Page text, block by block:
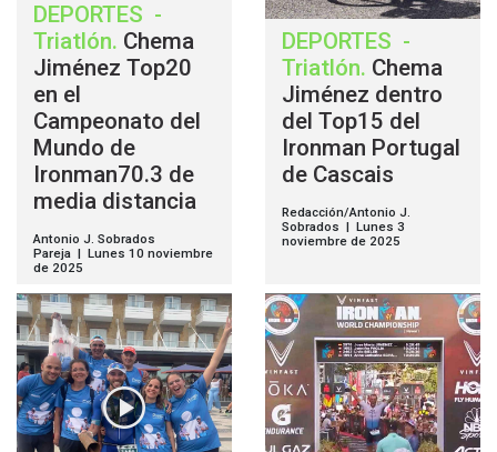
DEPORTES -
Triatlón. Chema
Jiménez Top20
en el
Campeonato del
Mundo de
Ironman70.3 de
media distancia
Antonio J. Sobrados
Pareja | Lunes 10 noviembre
de 2025
DEPORTES -
Triatlón. Chema
Jiménez dentro
del Top15 del
Ironman Portugal
de Cascais
Redacción/Antonio J.
Sobrados | Lunes 3
noviembre de 2025